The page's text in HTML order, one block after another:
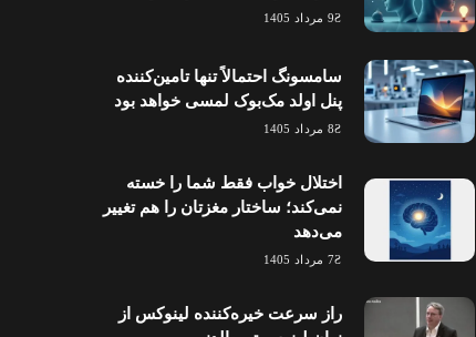
9 مرداد 1405
سامسونگ احتمالاً تنها تامین‌کننده
پنل اولد مک‌بوک لمسی خواهد بود
8 مرداد 1405
اختلال خواب فقط شما را خسته
نمی‌کند؛ ساختار مغزتان را هم تغییر
می‌دهد
7 مرداد 1405
راز سرعت خیره‌کننده لینوکس از